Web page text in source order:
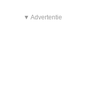
▼ Advertentie